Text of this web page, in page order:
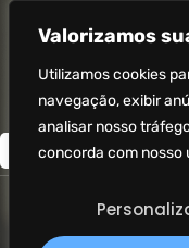
Valorizamos
Utilizamos cookies
navegação, exibir
analisar nosso
concorda com nosso